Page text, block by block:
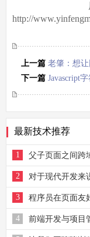
原
http://
上一篇 老肇：想
划
下一篇 Javascript
最新技术推荐
1 父子页面之间跨
2 对于现代开发来
3 程序员在页面友
4 前端开发与项目